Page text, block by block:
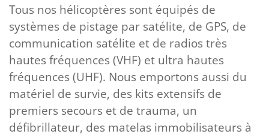
Tous nos hélicoptères sont équipés de
systèmes de pistage par satélite, de GPS, de
communication satélite et de radios très
hautes fréquences (VHF) et ultra hautes
fréquences (UHF). Nous emportons aussi du
matériel de survie, des kits extensifs de
premiers secours et de trauma, un
défibrillateur, des matelas immobilisateurs à